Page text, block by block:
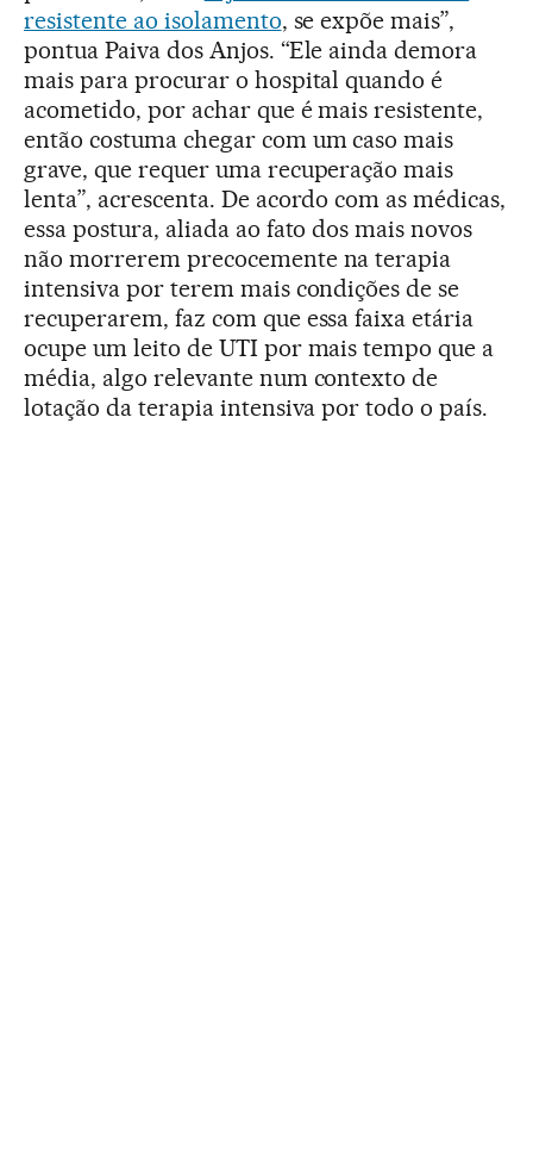
resistente ao isolamento, se expõe mais”,
pontua Paiva dos Anjos. “Ele ainda demora
mais para procurar o hospital quando é
acometido, por achar que é mais resistente,
então costuma chegar com um caso mais
grave, que requer uma recuperação mais
lenta”, acrescenta. De acordo com as médicas,
essa postura, aliada ao fato dos mais novos
não morrerem precocemente na terapia
intensiva por terem mais condições de se
recuperarem, faz com que essa faixa etária
ocupe um leito de UTI por mais tempo que a
média, algo relevante num contexto de
lotação da terapia intensiva por todo o país.